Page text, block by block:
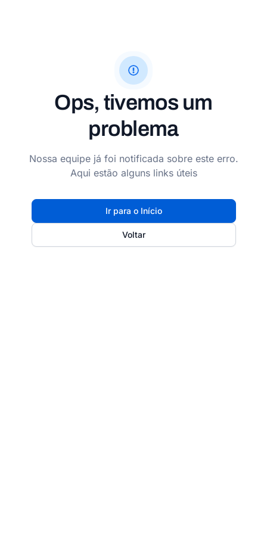
Ops, tivemos um
problema
Nossa equipe já foi notificada sobre este erro.
Aqui estão alguns links úteis
Ir para o Início
Voltar